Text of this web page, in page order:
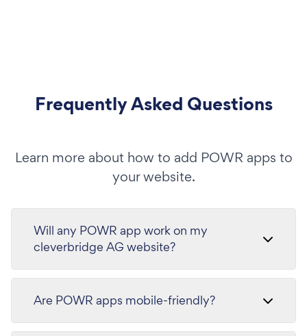
Frequently Asked Questions
Learn more about how to add POWR apps to
your website.
Will any POWR app work on my
cleverbridge AG website?
Are POWR apps mobile-friendly?